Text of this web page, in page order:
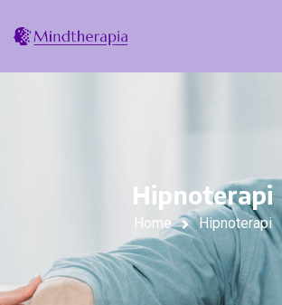
Hipnoterapi
Home Hipnoterapi